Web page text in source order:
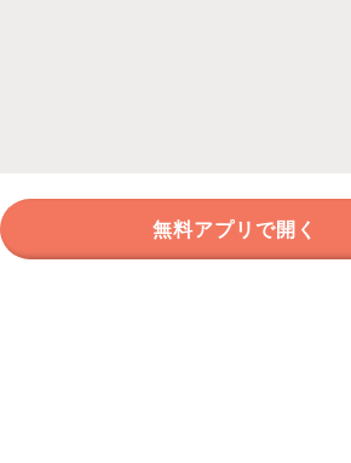
無料アプリで開く